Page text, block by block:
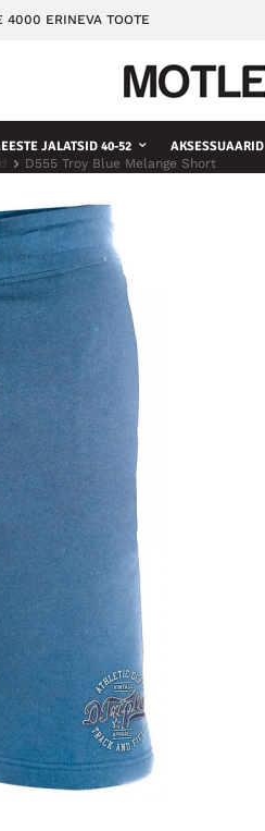
4000 ERINEVA TOOTE
JALATSID 40-52 AKSESSUAARID
D555 Troy Blue Melange Short